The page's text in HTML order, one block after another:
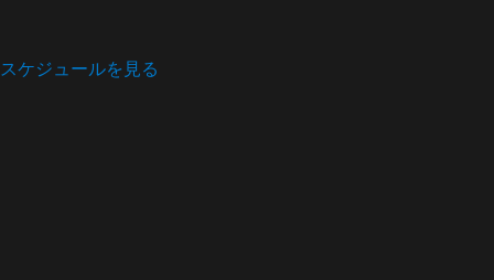
スケジュールを見る